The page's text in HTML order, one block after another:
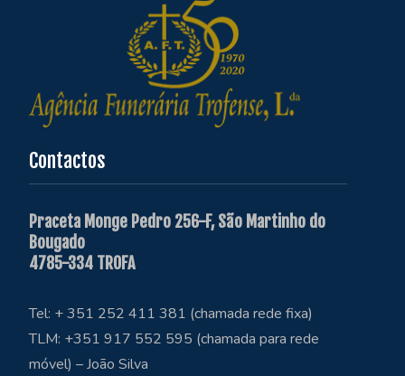
Contactos
Praceta Monge Pedro 256-F, São Martinho do
Bougado
4785-334 TROFA
Tel: + 351 252 411 381 (chamada rede fixa)
TLM: +351 917 552 595 (chamada para rede
móvel) – João Silva